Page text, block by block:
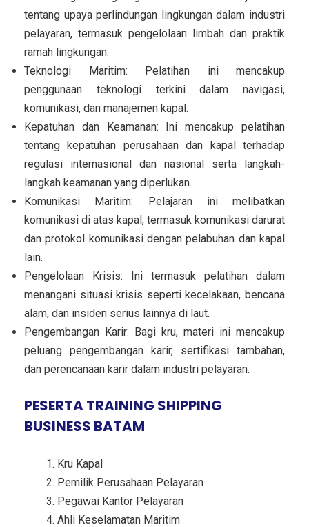
tentang upaya perlindungan lingkungan dalam industri
pelayaran, termasuk pengelolaan limbah dan praktik
ramah lingkungan.
Teknologi Maritim: Pelatihan ini mencakup
penggunaan teknologi terkini dalam navigasi,
komunikasi, dan manajemen kapal.
Kepatuhan dan Keamanan: Ini mencakup pelatihan
tentang kepatuhan perusahaan dan kapal terhadap
regulasi internasional dan nasional serta langkah-
langkah keamanan yang diperlukan.
Komunikasi Maritim: Pelajaran ini melibatkan
komunikasi di atas kapal, termasuk komunikasi darurat
dan protokol komunikasi dengan pelabuhan dan kapal
lain.
Pengelolaan Krisis: Ini termasuk pelatihan dalam
menangani situasi krisis seperti kecelakaan, bencana
alam, dan insiden serius lainnya di laut.
Pengembangan Karir: Bagi kru, materi ini mencakup
peluang pengembangan karir, sertifikasi tambahan,
dan perencanaan karir dalam industri pelayaran.
PESERTA TRAINING SHIPPING
BUSINESS BATAM
Kru Kapal
Pemilik Perusahaan Pelayaran
Pegawai Kantor Pelayaran
Ahli Keselamatan Maritim